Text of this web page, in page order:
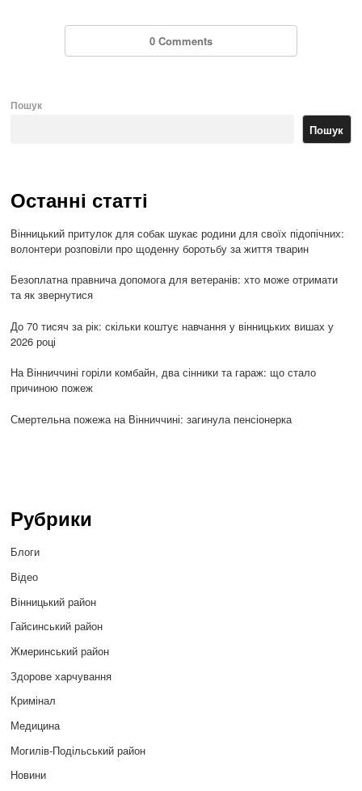
0 Comments
Пошук
Пошук
Останні статті
Вінницький притулок для собак шукає родини для своїх підопічних:
волонтери розповіли про щоденну боротьбу за життя тварин
Безоплатна правнича допомога для ветеранів: хто може отримати
та як звернутися
До 70 тисяч за рік: скільки коштує навчання у вінницьких вишах у
2026 році
На Вінниччині горіли комбайн, два сінники та гараж: що стало
причиною пожеж
Смертельна пожежа на Вінниччині: загинула пенсіонерка
Рубрики
Блоги
Відео
Вінницький район
Гайсинський район
Жмеринський район
Здорове харчування
Кримінал
Медицина
Могилів-Подільський район
Новини